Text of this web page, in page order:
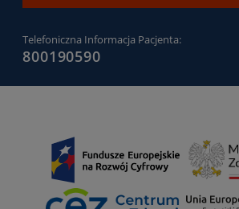
Telefoniczna Informacja Pacjenta:
800190590